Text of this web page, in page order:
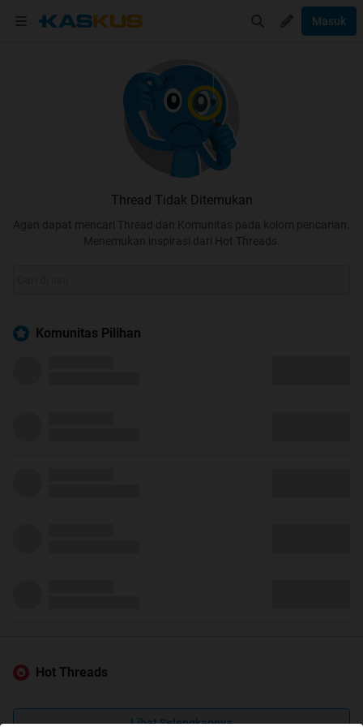
Masuk
Thread Tidak Ditemukan
Agan dapat mencari Thread dan Komunitas pada kolom pencarian.
Menemukan inspirasi dari Hot Threads.
Komunitas Pilihan
Hot Threads
Lihat Selengkapnya